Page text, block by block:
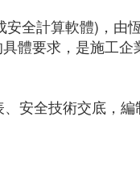
全計算軟體)，由
體要求，是施工
安全技術交底，